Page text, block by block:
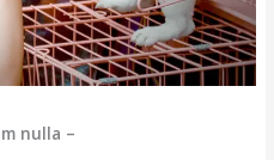
nulla –